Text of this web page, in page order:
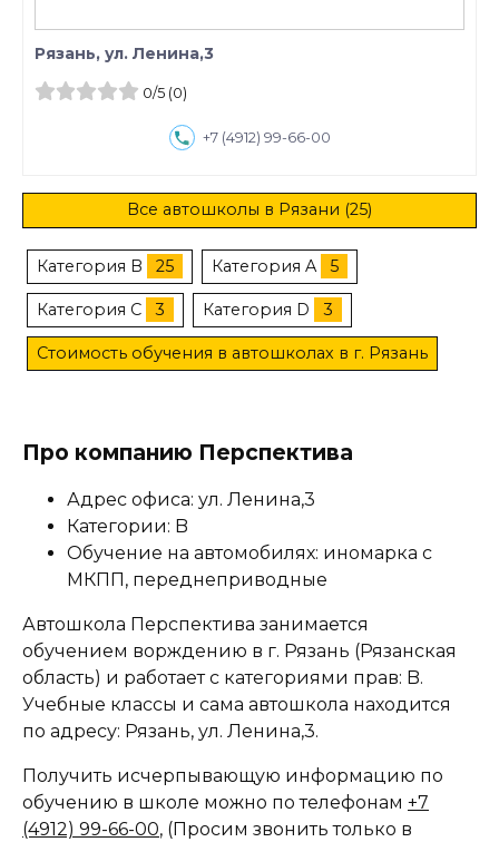
Рязань, ул. Ленина,3
0/5(0)
+7 (4912) 99-66-00
Все автошколы в Рязани (25)
Категория B 25 Категория A 5
Категория C 3 Категория D 3
Стоимость обучения в автошколах в г. Рязань
Про компанию Перспектива
Адрес офиса: ул. Ленина,3
Категории: B
Обучение на автомобилях: иномарка с
МКПП, переднеприводные
Автошкола Перспектива занимается
обучением ворждению в г. Рязань (Рязанская
область) и работает с категориями прав: B.
Учебные классы и сама автошкола находится
по адресу: Рязань, ул. Ленина,3.
Получить исчерпывающую информацию по
обучению в школе можно по телефонам +7
(4912) 99-66-00, (Просим звонить только в